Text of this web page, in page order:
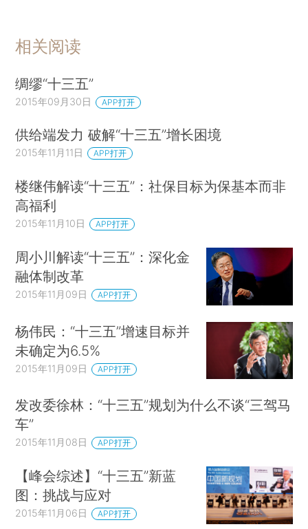
相关阅读
绸缪“十三五”
2015年09月30日 APP打开
供给端发力 破解“十三五”增长困境
2015年11月11日 APP打开
楼继伟解读“十三五”：社保目标为保基本而非
高福利
2015年11月10日 APP打开
周小川解读“十三五”：深化金
融体制改革
2015年11月09日 APP打开
杨伟民：“十三五”增速目标并
未确定为6.5%
2015年11月09日 APP打开
发改委徐林：“十三五”规划为什么不谈“三驾马
车”
2015年11月08日 APP打开
【峰会综述】“十三五”新蓝
图：挑战与应对
2015年11月06日 APP打开